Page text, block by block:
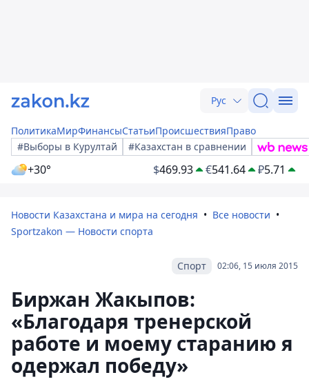
Рус
ПолитикаМирФинансыСтатьиПроисшествияПраво
#Выборы в Курултай
#Казахстан в сравнении
+30° $469.93 €541.64 ₽5.71
Новости Казахстана и мира на сегодня
Все новости
Sportzakon — Новости спорта
02:06, 15 июля 2015
Спорт
Биржан Жакыпов:
«Благодаря тренерской
работе и моему старанию я
одержал победу»